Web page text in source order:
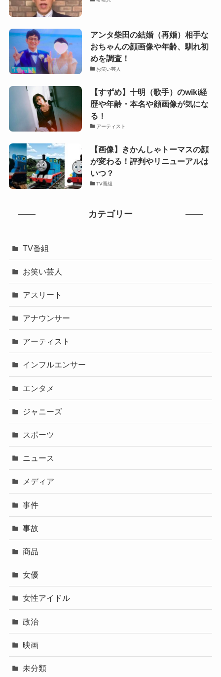
アンタ柴田の結婚（再婚）相手な
おちゃんの顔画像や年齢、馴れ初
めを調査！
お笑い芸人
【すずめ】十明（歌手）のwiki経
歴や年齢・本名や顔画像が気にな
る！
アーティスト
【画像】きかんしゃトーマスの顔
が変わる！評判やリニューアルは
いつ？
TV番組
カテゴリー
TV番組
お笑い芸人
アスリート
アナウンサー
アーティスト
インフルエンサー
エンタメ
ジャニーズ
スポーツ
ニュース
メディア
事件
事故
商品
女優
女性アイドル
政治
映画
未分類